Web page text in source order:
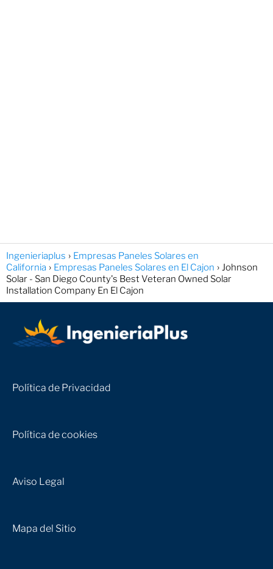
Ingenieriaplus
Empresas Paneles Solares en
California
Empresas Paneles Solares en El Cajon
Johnson
Solar - San Diego County's Best Veteran Owned Solar
Installation Company En El Cajon
Política de Privacidad
Política de cookies
Aviso Legal
Mapa del Sitio